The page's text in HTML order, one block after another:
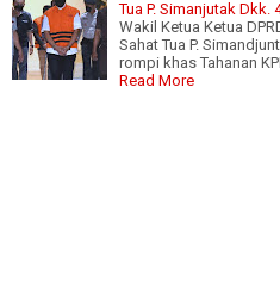
Tua P. Simanjutak Dkk.
Wakil Ketua Ketua
Sahat Tua P.
rompi khas Tahanan
Read More